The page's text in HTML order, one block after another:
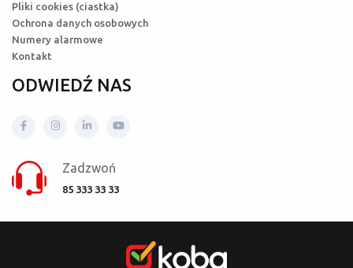
Pliki cookies (ciastka)
Ochrona danych osobowych
Numery alarmowe
Kontakt
ODWIEDŹ NAS
Zadzwoń
85 333 33 33